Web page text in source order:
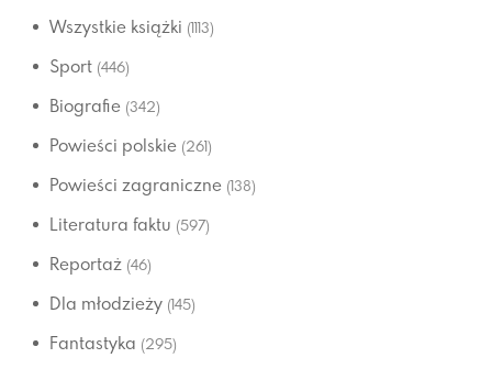
Wszystkie książki (1113)
Sport (446)
Biografie (342)
Powieści polskie (261)
Powieści zagraniczne (138)
Literatura faktu (597)
Reportaż (46)
Dla młodzieży (145)
Fantastyka (295)